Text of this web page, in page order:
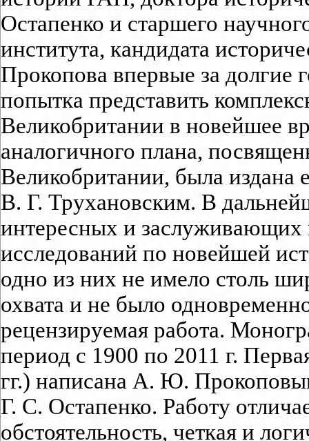
Остапенко и старшего
института, кандидата
Прокопова впервые за долгие
попытка представить
Великобритании в новейшее
аналогичного плана,
Великобритании, была издана
В. Г. Трухановским. В
интересных и заслуживающих
исследований по новейшей
одно из них не имело столь
охвата и не было
рецензируемая работа.
период с 1900 по 2011 г.
гг.) написана А. Ю.
Г. С. Остапенко. Работу
обстоятельность, четкая и